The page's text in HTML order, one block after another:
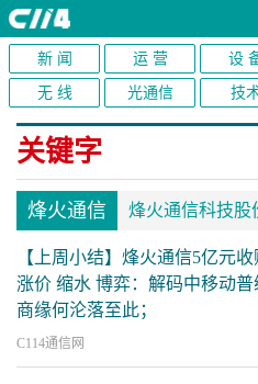
新 闻 运 营 设
无 线 光通信 技
关键字
烽火通信 烽火通信科技股
【上周小结】烽火通信5亿元
涨价 缩水 博弈：解码中移动
商缘何沦落至此；
C114通信网